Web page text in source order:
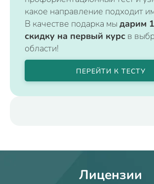
какое направление подходит
В качестве подарка мы дарим
скидку на первый курс в
области!
ПЕРЕЙТИ К ТЕСТУ
Лицензии